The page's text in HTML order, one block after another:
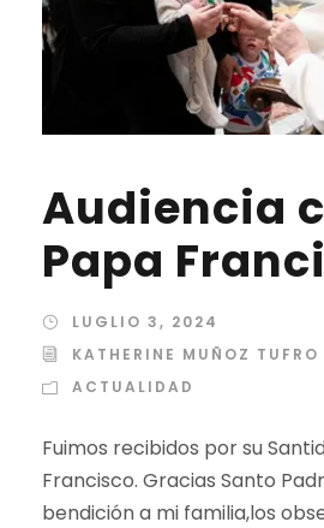
Audiencia
Papa
LUGLIO 3, 2024
KATHERINE MUÑOZ TUFRO
ACTUALIDAD
Fuimos recibidos por su
Francisco. Gracias Santo
bendición a mi familia,los